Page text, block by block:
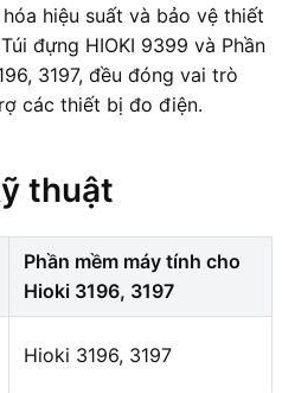
hiệu suất và bảo vệ thiết
đựng HIOKI 9399 và Phần
3197, đều đóng vai trò
các thiết bị đo điện.
thuật
Phần mềm máy tính cho
Hioki 3196, 3197
Hioki 3196, 3197